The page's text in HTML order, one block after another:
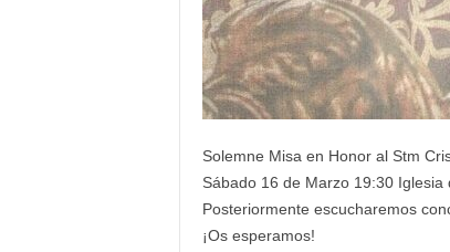
Solemne Misa en Honor al Stm
Sábado 16 de Marzo 19:30 Iglesia
Posteriormente escucharemos
¡Os esperamos!